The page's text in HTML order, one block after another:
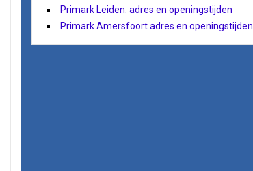
Primark Leiden: adres en openingstijden
Primark Amersfoort adres en openingstijden